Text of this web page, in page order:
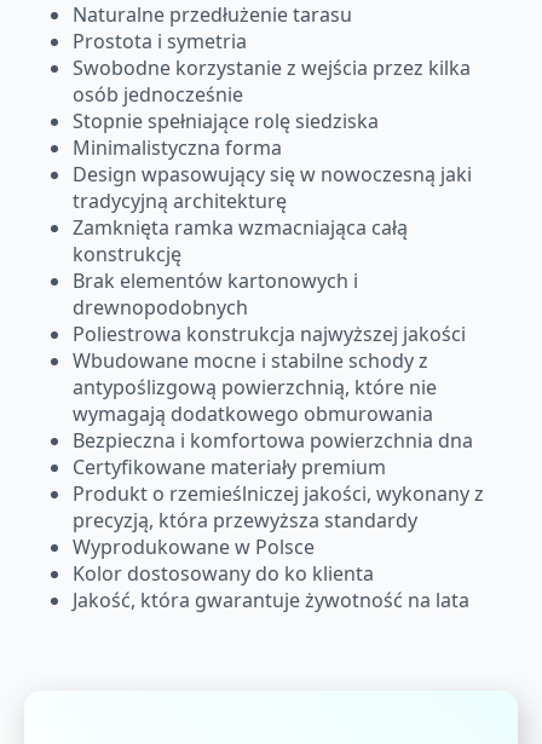
Naturalne przedłużenie tarasu
Prostota i symetria
Swobodne korzystanie z wejścia przez kilka
osób jednocześnie
Stopnie spełniające rolę siedziska
Minimalistyczna forma
Design wpasowujący się w nowoczesną jaki
tradycyjną architekturę
Zamknięta ramka wzmacniająca całą
konstrukcję
Brak elementów kartonowych i
drewnopodobnych
Poliestrowa konstrukcja najwyższej jakości
Wbudowane mocne i stabilne schody z
antypoślizgową powierzchnią, które nie
wymagają dodatkowego obmurowania
Bezpieczna i komfortowa powierzchnia dna
Certyfikowane materiały premium
Produkt o rzemieślniczej jakości, wykonany z
precyzją, która przewyższa standardy
Wyprodukowane w Polsce
Kolor dostosowany do ko klienta
Jakość, która gwarantuje żywotność na lata